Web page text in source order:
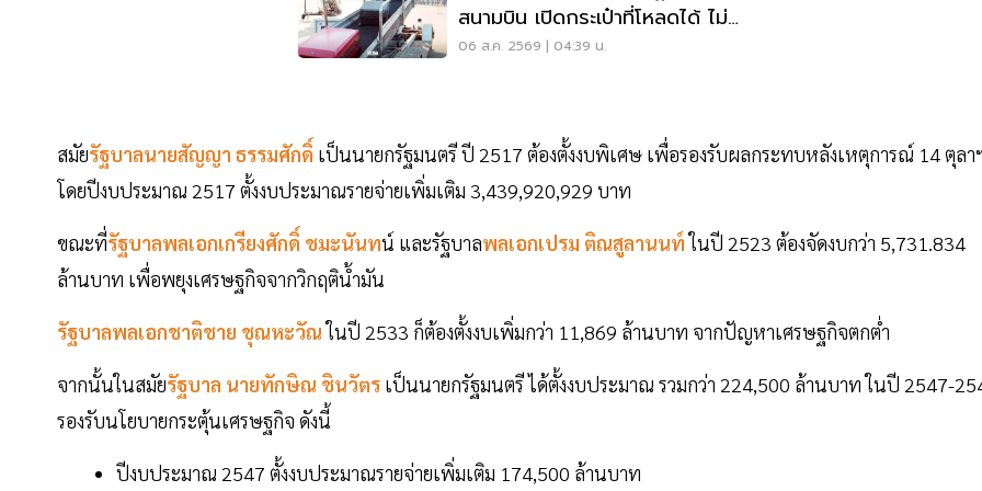
สนามบิน เปิดกระเป๋าที่โหลดได้ ไม่
ต้องเรียกเจ้าของ
06 ส.ค. 2569 | 04:39 น.
สมัยรัฐบาลนายสัญญา ธรรมศักดิ์ เป็นนายกรัฐมนตรี ปี 2517 ต้องตั้งงบพิเศษ เพื่อรองรับผลกระทบหลังเหตุการณ์ 14 ตุลา
โดยปีงบประมาณ 2517 ตั้งงบประมาณรายจ่ายเพิ่มเติม 3,439,920,929 บาท
ขณะที่รัฐบาลพลเอกเกรียงศักดิ์ ชมะนันทน์ และรัฐบาลพลเอกเปรม ติณสูลานนท์ในปี 2523 ต้องจัดงบกว่า 5,731.834
ล้านบาท เพื่อพยุงเศรษฐกิจจากวิกฤติน้ำมัน
รัฐบาลพลเอกชาติชาย ชุณหะวัณในปี 2533 ก็ต้องตั้งงบเพิ่มกว่า 11,869 ล้านบาท จากปัญหาเศรษฐกิจตกต่ำ
จากนั้นในสมัยรัฐบาล นายทักษิณ ชินวัตร เป็นนายกรัฐมนตรี ได้ตั้งงบประมาณ รวมกว่า 224,500 ล้านบาท ในปี 2547-
รองรับนโยบายกระตุ้นเศรษฐกิจ ดังนี้
ปีงบประมาณ 2547 ตั้งงบประมาณรายจ่ายเพิ่มเติม 174,500 ล้านบาท